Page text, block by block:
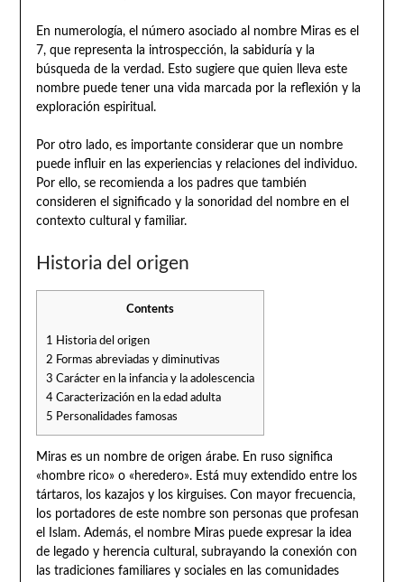
En numerología, el número asociado al nombre Miras es el
7, que representa la introspección, la sabiduría y la
búsqueda de la verdad. Esto sugiere que quien lleva este
nombre puede tener una vida marcada por la reflexión y la
exploración espiritual.
Por otro lado, es importante considerar que un nombre
puede influir en las experiencias y relaciones del individuo.
Por ello, se recomienda a los padres que también
consideren el significado y la sonoridad del nombre en el
contexto cultural y familiar.
Historia del origen
Contents
1
Historia del origen
2 Formas abreviadas y diminutivas
3 Carácter en la infancia y la adolescencia
4Caracterización en la edad adulta
5 Personalidades famosas
Miras es un nombre de origen árabe. En ruso significa
«hombre rico» o «heredero». Está muy extendido entre los
tártaros, los kazajos y los kirguises. Con mayor frecuencia,
los portadores de este nombre son personas que profesan
el Islam. Además, el nombre Miras puede expresar la idea
de legado y herencia cultural, subrayando la conexión con
las tradiciones familiares y sociales en las comunidades